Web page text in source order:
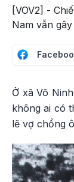
[VOV2] -
Nam vẫn
Ở xã Võ
không ai có
lẽ vợ chồng